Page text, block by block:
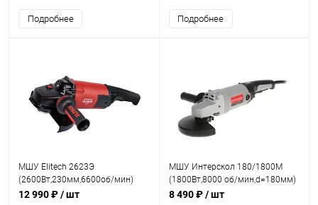
Подробнее Подробнее
МШУ Elitech 2623Э
(2600Вт,230мм,6600об/мин)
12 990 ₽/ шт
МШУ Интерскол 180/1800М
(1800Вт,8000 об/мин,d=180мм)
8 490 ₽/ шт